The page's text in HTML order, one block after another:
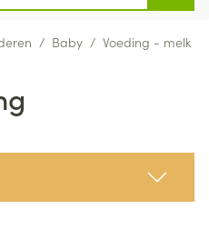
/ Baby / Voeding - melk